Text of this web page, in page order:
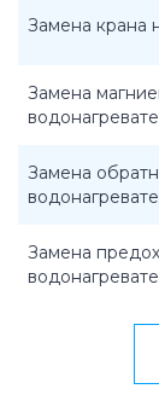
Замена крана
Замена
Замена
Замена